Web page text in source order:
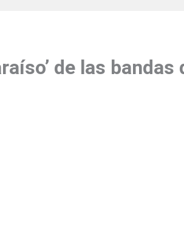
de las